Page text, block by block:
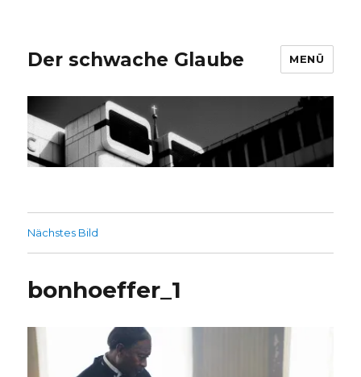
Der schwache Glaube MENÜ
Nächstes Bild
bonhoeffer_1